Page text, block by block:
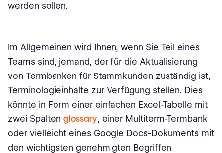
werden sollen.
Im Allgemeinen wird Ihnen, wenn Sie Teil eines
Teams sind, jemand, der für die Aktualisierung
von Termbanken für Stammkunden zuständig ist,
Terminologieinhalte zur Verfügung stellen. Dies
könnte in Form einer einfachen Excel-Tabelle mit
zwei Spalten glossary, einer Multiterm-Termbank
oder vielleicht eines Google Docs-Dokuments mit
den wichtigsten genehmigten Begriffen